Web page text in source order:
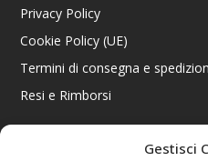
Gestisci
Privacy Policy
Cookie Policy (UE)
Termini di consegna e
Resi e Rimborsi